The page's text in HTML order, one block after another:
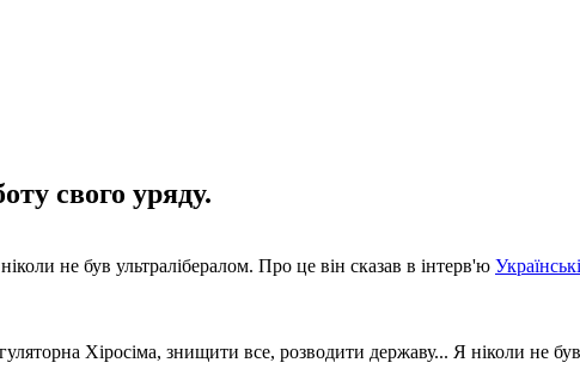
свого уряду.
не був ультралібералом. Про це він сказав в інтерв'ю
Хіросіма, знищити все, розводити державу... Я ніколи не